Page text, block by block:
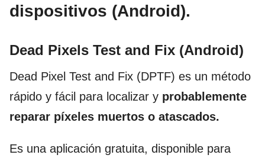
dispositivos (Android).
Dead Pixels Test and Fix (Android)
Dead Pixel Test and Fix (DPTF) es un método
rápido y fácil para localizar y probablemente
reparar píxeles muertos o atascados.
Es una aplicación gratuita, disponible para